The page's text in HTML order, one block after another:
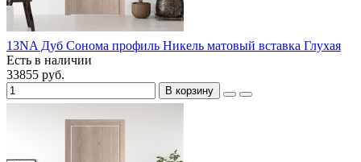
13NA Дуб Сонома профиль Никель матовый вставка Глухая
Есть в наличии
33855 руб.
В корзину